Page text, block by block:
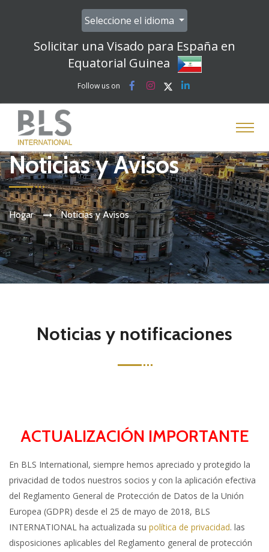
Seleccione el idioma
Solicitar una Visado para España en
Equatorial Guinea
Follow us on
Noticias y Avisos
Hogar Noticias y Avisos
Noticias y notificaciones
ACTUALIZACIÓN IMPORTANTE
En BLS International, siempre hemos apreciado y protegido la
privacidad de todos nuestros socios y con la aplicación efectiva
del Reglamento General de Protección de Datos de la Unión
Europea (GDPR) desde el 25 de mayo de 2018, BLS
INTERNATIONAL ha actualizada su política de privacidad. las
disposiciones aplicables del Reglamento general de protección